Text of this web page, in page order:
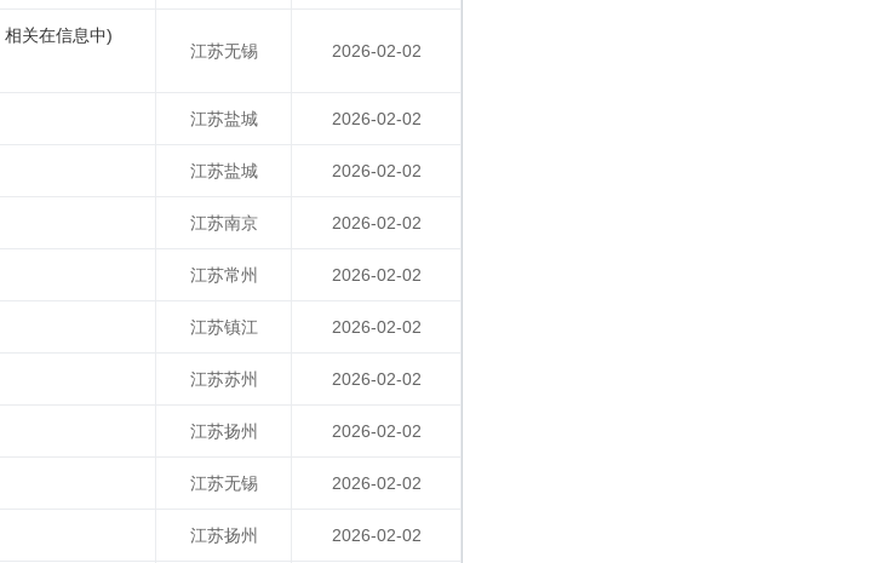
相关在信息中)
江苏无锡 2026-02-02
江苏盐城 2026-02-02
江苏盐城 2026-02-02
江苏南京 2026-02-02
江苏常州 2026-02-02
江苏镇江 2026-02-02
江苏苏州 2026-02-02
江苏扬州 2026-02-02
江苏无锡 2026-02-02
江苏扬州 2026-02-02